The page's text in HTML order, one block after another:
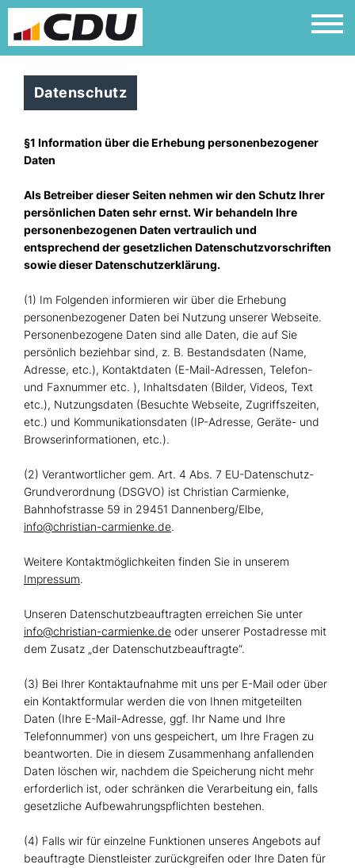
Datenschutz
§1 Information über die Erhebung personenbezogener
Daten
Als Betreiber dieser Seiten nehmen wir den Schutz Ihrer
persönlichen Daten sehr ernst. Wir behandeln Ihre
personenbezogenen Daten vertraulich und
entsprechend der gesetzlichen Datenschutzvorschriften
sowie dieser Datenschutzerklärung.
(1) Im Folgenden informieren wir über die Erhebung
personenbezogener Daten bei Nutzung unserer Webseite.
Personenbezogene Daten sind alle Daten, die auf Sie
persönlich beziehbar sind, z. B. Bestandsdaten (Name,
Adresse, etc.), Kontaktdaten (E-Mail-Adressen, Telefon-
und Faxnummer etc. ), Inhaltsdaten (Bilder, Videos, Text
etc.), Nutzungsdaten (Besuchte Webseite, Zugriffszeiten,
etc.) und Kommunikationsdaten (IP-Adresse, Geräte- und
Browserinformationen, etc.).
(2) Verantwortlicher gem. Art. 4 Abs. 7 EU-Datenschutz-
Grundverordnung (DSGVO) ist Christian Carmienke,
Bahnhofstrasse 59 in 29451 Dannenberg/Elbe,
info@christian-carmienke.de.
Weitere Kontaktmöglichkeiten finden Sie in unserem
Impressum.
Unseren Datenschutzbeauftragten erreichen Sie unter
info@christian-carmienke.de oder unserer Postadresse mit
dem Zusatz „der Datenschutzbeauftragte“.
(3) Bei Ihrer Kontaktaufnahme mit uns per E-Mail oder über
ein Kontaktformular werden die von Ihnen mitgeteilten
Daten (Ihre E-Mail-Adresse, ggf. Ihr Name und Ihre
Telefonnummer) von uns gespeichert, um Ihre Fragen zu
beantworten. Die in diesem Zusammenhang anfallenden
Daten löschen wir, nachdem die Speicherung nicht mehr
erforderlich ist, oder schränken die Verarbeitung ein, falls
gesetzliche Aufbewahrungspflichten bestehen.
(4) Falls wir für einzelne Funktionen unseres Angebots auf
beauftragte Dienstleister zurückgreifen oder Ihre Daten für